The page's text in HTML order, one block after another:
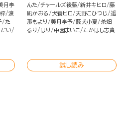
月李
渡
た
い
んた
チャールズ後藤 新井キヒロ
藤
凪かおる
犬養ヒロ 天野こひつじ
遥
那もより
美月李予 藪犬小夏
茶畑
るり
はり 中園まいこ たかはし志貴
試し読み